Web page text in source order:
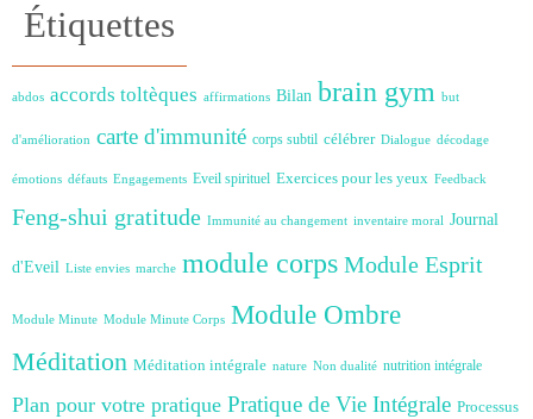
Étiquettes
abdos accords toltèques affirmations Bilan brain gym but
d'amélioration carte d'immunité corps subtil célébrer Dialogue décodage
émotions défauts Engagements Eveil spirituel Exercices pour les yeux Feedback
Feng-shui gratitude Immunité au changement inventaire moral Journal
d'Eveil Liste envies marche module corps Module Esprit
Module Minute Module Minute Corps Module Ombre
Méditation Méditation intégrale nature Non dualité nutrition intégrale
Plan pour votre pratique Pratique de Vie Intégrale Processus